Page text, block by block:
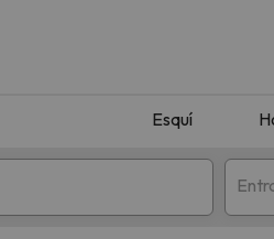
Esquí